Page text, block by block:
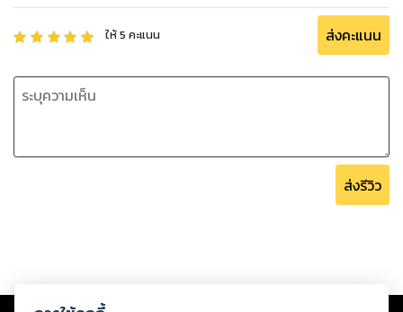
ให้5 คะแนน ส่งคะแนน
ส่งรีวิว
Copyright © 2026